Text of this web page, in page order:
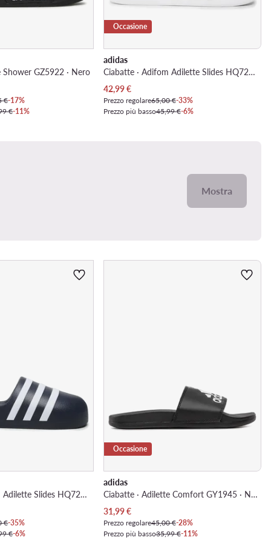
Shower GZ5922 · Nero
€-17%
€-11%
Occasione
adidas
Ciabatte · Adifom Adilette Slides HQ7219 · Bianco
Prezzo attuale
42,99€
Prezzo regolare65,00 €-33%
Prezzo più basso45,99 €-6%
Mostra
Ciabatte · Adifom Adilette Slides HQ7220 · Blu
€-35%
€-6%
Occasione
adidas
Ciabatte · Adilette Comfort GY1945 · Nero
Prezzo attuale
31,99€
Prezzo regolare45,00 €-28%
Prezzo più basso35,99 €-11%